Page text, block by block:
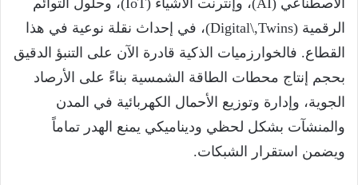
الرقمية (Digital\,Twins)، في إحداث نقلة نوعية في هذا
القطاع. فالخوارزميات الذكية قادرة الآن على التنبؤ الدقيق
بحجم إنتاج محطات الطاقة الشمسية بناءً على الأرصاد
الجوية، وإدارة وتوزيع الأحمال الكهربائية في المدن
والمنشآت بشكل لحظي وديناميكي يمنع الهدر تماماً
ويضمن استقرار الشبكات.